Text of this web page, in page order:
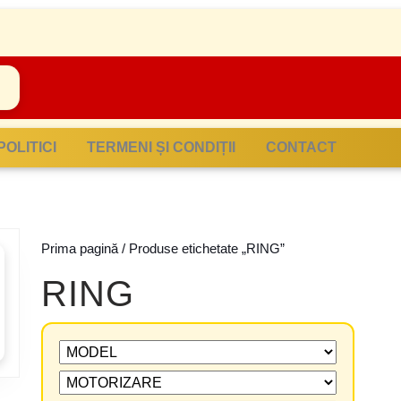
POLITICI TERMENI ȘI CONDIȚII CONTACT
Prima pagină / Produse etichetate „RING”
RING